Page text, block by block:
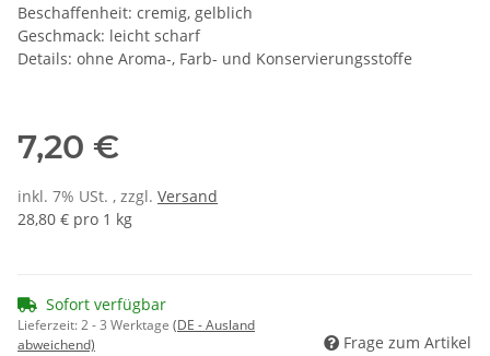
Beschaffenheit: cremig, gelblich
Geschmack: leicht scharf
Details: ohne Aroma-, Farb- und Konservierungsstoffe
7,20 €
inkl. 7% USt. , zzgl. Versand
28,80 € pro 1 kg
Sofort verfügbar
Lieferzeit:2 - 3 Werktage (DE - Ausland
abweichend)
Frage zum Artikel